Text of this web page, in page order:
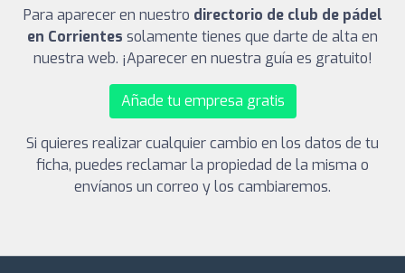
Para aparecer en nuestro directorio de club de pádel
en Corrientes solamente tienes que darte de alta en
nuestra web. ¡Aparecer en nuestra guía es gratuito!
Añade tu empresa gratis
Si quieres realizar cualquier cambio en los datos de tu
ficha, puedes reclamar la propiedad de la misma o
envíanos un correo y los cambiaremos.